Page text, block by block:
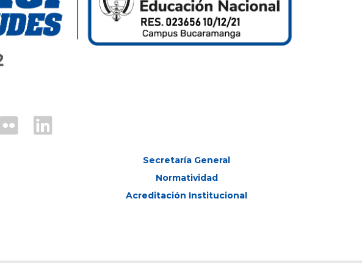
Secretaría General
Normatividad
Acreditación Institucional